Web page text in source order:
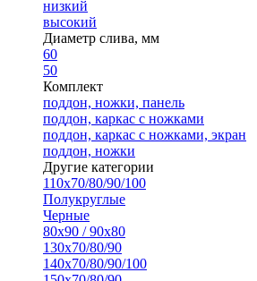
низкий
высокий
Диаметр слива, мм
60
50
Комплект
поддон, ножки, панель
поддон, каркас с ножками
поддон, каркас с ножками, экран
поддон, ножки
Другие категории
110х70/80/90/100
Полукруглые
Черные
80х90 / 90х80
130х70/80/90
140х70/80/90/100